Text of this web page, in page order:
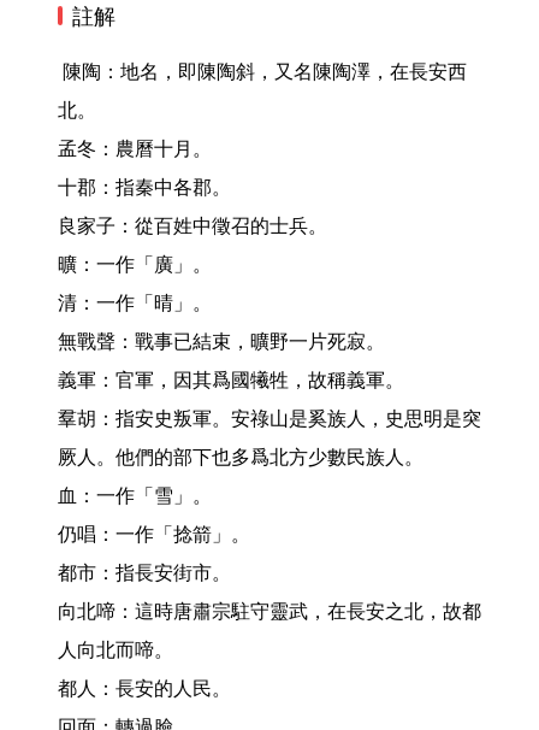
註解
北。
孟冬：農曆十月。
十郡：指秦中各郡。
良家子：從百姓中徵召的士兵。
曠：一作「廣」。
清：一作「晴」。
無戰聲：戰事已結束，曠野一片死寂。
義軍：官軍，因其爲國犧牲，故稱義軍。
羣胡：指安史叛軍。安祿山是奚族人，史思明是突
厥人。他們的部下也多爲北方少數民族人。
血：一作「雪」。
仍唱：一作「捻箭」。
都市：指長安街市。
向北啼：這時唐肅宗駐守靈武，在長安之北，故都
人向北而啼。
都人：長安的人民。